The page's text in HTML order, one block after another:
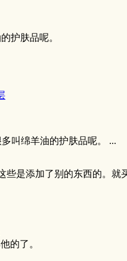
护肤品呢。
叫绵羊油的护肤品呢。 ...
是添加了别的东西的。就
的了。